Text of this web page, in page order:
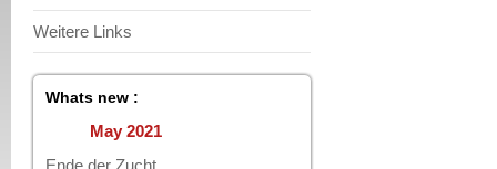
Weitere Links
Whats new :
May 2021
Ende der Zucht